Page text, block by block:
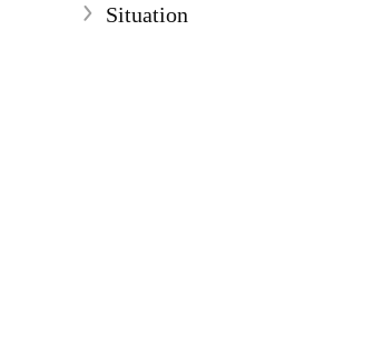
Afficher plus
Situation